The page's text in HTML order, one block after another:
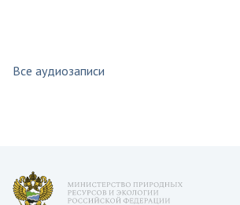
Все аудиозаписи